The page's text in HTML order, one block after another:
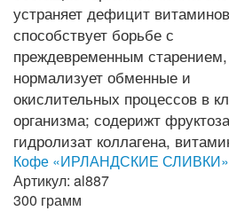
Кофе «ИРЛАНДСКИЕ СЛИВКИ»
Артикул: al887
300 грамм